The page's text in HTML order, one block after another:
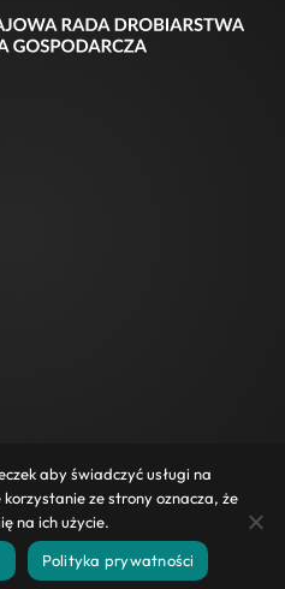
COOKIES |
POLITYKA
LINKI|ZAPYTANIA
zastrzeżone.
aby świadczyć usługi na
ze strony oznacza, że
na ich użycie.
Polityka prywatności